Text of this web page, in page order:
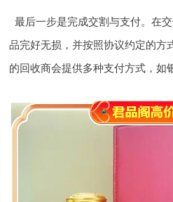
最后一步是完成交割与支付。在
品完好无损，并按照协议约定的方
的回收商会提供多种支付方式，如